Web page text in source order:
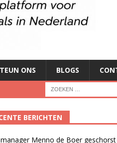
ONS BLOGS
BERICHTEN
Menno de Boer geschorst